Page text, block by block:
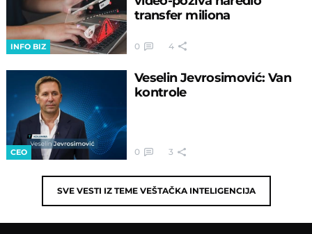
INFO BIZ
transfer miliona
0 4
CEO
Veselin Jevrosimović: Van
kontrole
0 3
SVE VESTI IZ TEME VEŠTAČKA INTELIGENCIJA